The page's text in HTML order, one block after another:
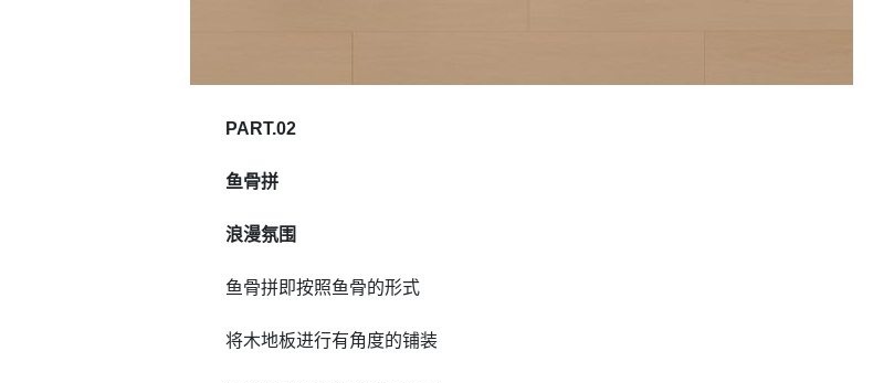
PART.02
鱼骨拼
浪漫氛围
鱼骨拼即按照鱼骨的形式
将木地板进行有角度的铺装